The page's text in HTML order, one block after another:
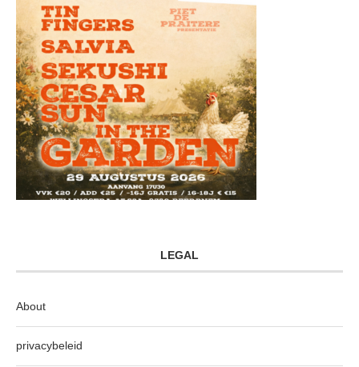
LEGAL
About
privacybeleid